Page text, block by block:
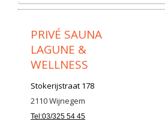
PRIVÉ SAUNA
LAGUNE &
WELLNESS
Stokerijstraat 178
2110Wijnegem
Tel:03/325 54 45